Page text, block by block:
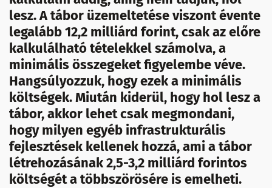
lesz. A tábor üzemeltetése viszont évente
legalább 12,2 milliárd forint, csak az előre
kalkulálható tételekkel számolva, a
minimális összegeket figyelembe véve.
Hangsúlyozzuk, hogy ezek a minimális
költségek. Miután kiderül, hogy hol lesz a
tábor, akkor lehet csak megmondani,
hogy milyen egyéb infrastrukturális
fejlesztések kellenek hozzá, ami a tábor
létrehozásának 2,5-3,2 milliárd forintos
költségét a többszörösére is emelheti.